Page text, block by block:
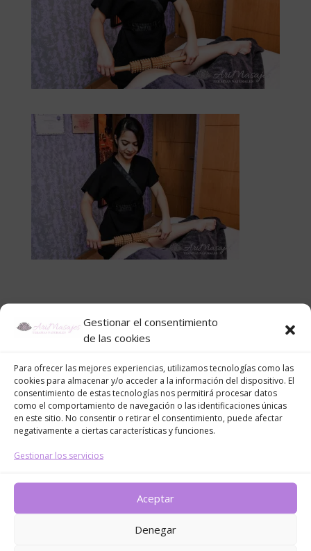
Gestionar el consentimiento
de las cookies
Para ofrecer las mejores experiencias, utilizamos tecnologías como las
cookies para almacenar y/o acceder a la información del dispositivo. El
consentimiento de estas tecnologías nos permitirá procesar datos
como el comportamiento de navegación o las identificaciones únicas
en este sitio. No consentir o retirar el consentimiento, puede afectar
negativamente a ciertas características y funciones.
Gestionar los servicios
Aceptar
Denegar
Enviar comentario
Los campos obligatorios están marcados con*